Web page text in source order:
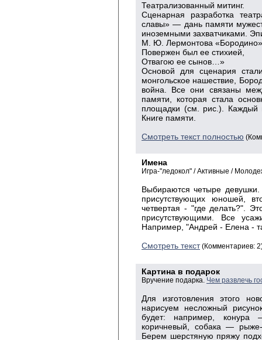
Театрализованный митинг.
Сценарная разработка
славы» — дань памяти
иноземными захватчиками.
М. Ю. Лермонтова
Повержен был ее стихией,
Отвагою ее сынов…»
Основой для сценария
монгольское нашествие,
война. Все они связаны
памяти, которая стала
площадки (см. рис.). Каждый
Книге памяти.
Смотреть текст полностью
Имена
Игра-"ледокол" / Активные /
Выбираются четыре
присутствующих юношей,
четвертая - "где делать?".
присутствующими. Все
Например, "Андрей - Елена -
Смотреть текст(Комментариев:
Картина в подарок
Вручение подарка. Чем развлечь
Для изготовления этого
нарисуем несложный
будет: например, конура
коричневый, собака —
Берем шерстяную пряжу